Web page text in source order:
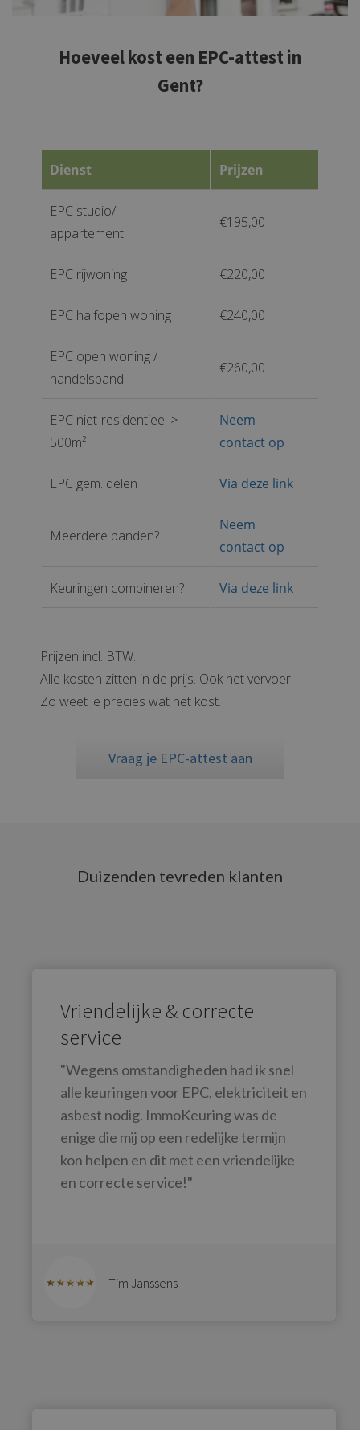
Hoeveel kost een EPC-attest in
Gent?
Dienst Prijzen
EPC studio/
appartement
€195,00
EPC rijwoning €220,00
EPC halfopen woning €240,00
EPC open woning /
handelspand
€260,00
EPC niet-residentieel >
500m²
Neem
contact op
EPC gem. delen Via deze link
Meerdere panden?
Neem
contact op
Keuringen combineren? Via deze link
Prijzen incl. BTW.
Alle kosten zitten in de prijs. Ook het vervoer.
Zo weet je precies wat het kost.
Vraag je EPC-attest aan
Duizenden tevreden klanten
Vriendelijke & correcte
service
"Wegens omstandigheden had ik snel
alle keuringen voor EPC, elektriciteit en
asbest nodig. ImmoKeuring was de
enige die mij op een redelijke termijn
kon helpen en dit met een vriendelijke
en correcte service!"
Tim Janssens